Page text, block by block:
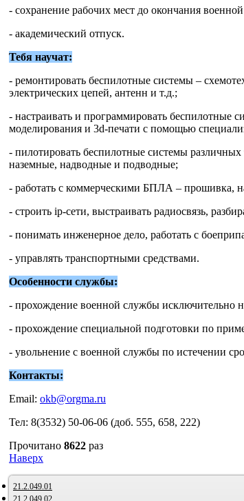
- сохранение рабочих мест до окончания
- академический отпуск.
Тебя научат:
- ремонтировать беспилотные системы –
электрических цепей, антенн и т.д.;
- настраивать и программировать беспилотные
моделирования и 3d-печати с помощью
- пилотировать беспилотные системы
наземные, надводные и подводные;
- работать с коммерческими БПЛА – прошивка,
- строить ip-сети, выстраивать радиосвязь,
- понимать инженерное дело, работать с
- управлять транспортными средствами.
Особенности службы:
- прохождение военной службы исключительно
- прохождение специальной подготовки по
- увольнение с военной службы по истечении
Контакты:
Email: okb@orgma.ru
Тел: 8(3532) 50-06-06 (доб. 555, 658, 222)
Прочитано 8622 раз
Наверх
21.2.049.01
21.2.049.02